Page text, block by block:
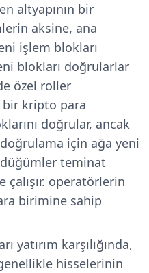
altyapının bir
aksine, ana
işlem blokları
blokları doğrularlar
özel roller
bir kripto para
doğrular, ancak
için ağa yeni
teminat
çalışır. operatörlerin
birimine sahip
yatırım karşılığında,
hisselerinin